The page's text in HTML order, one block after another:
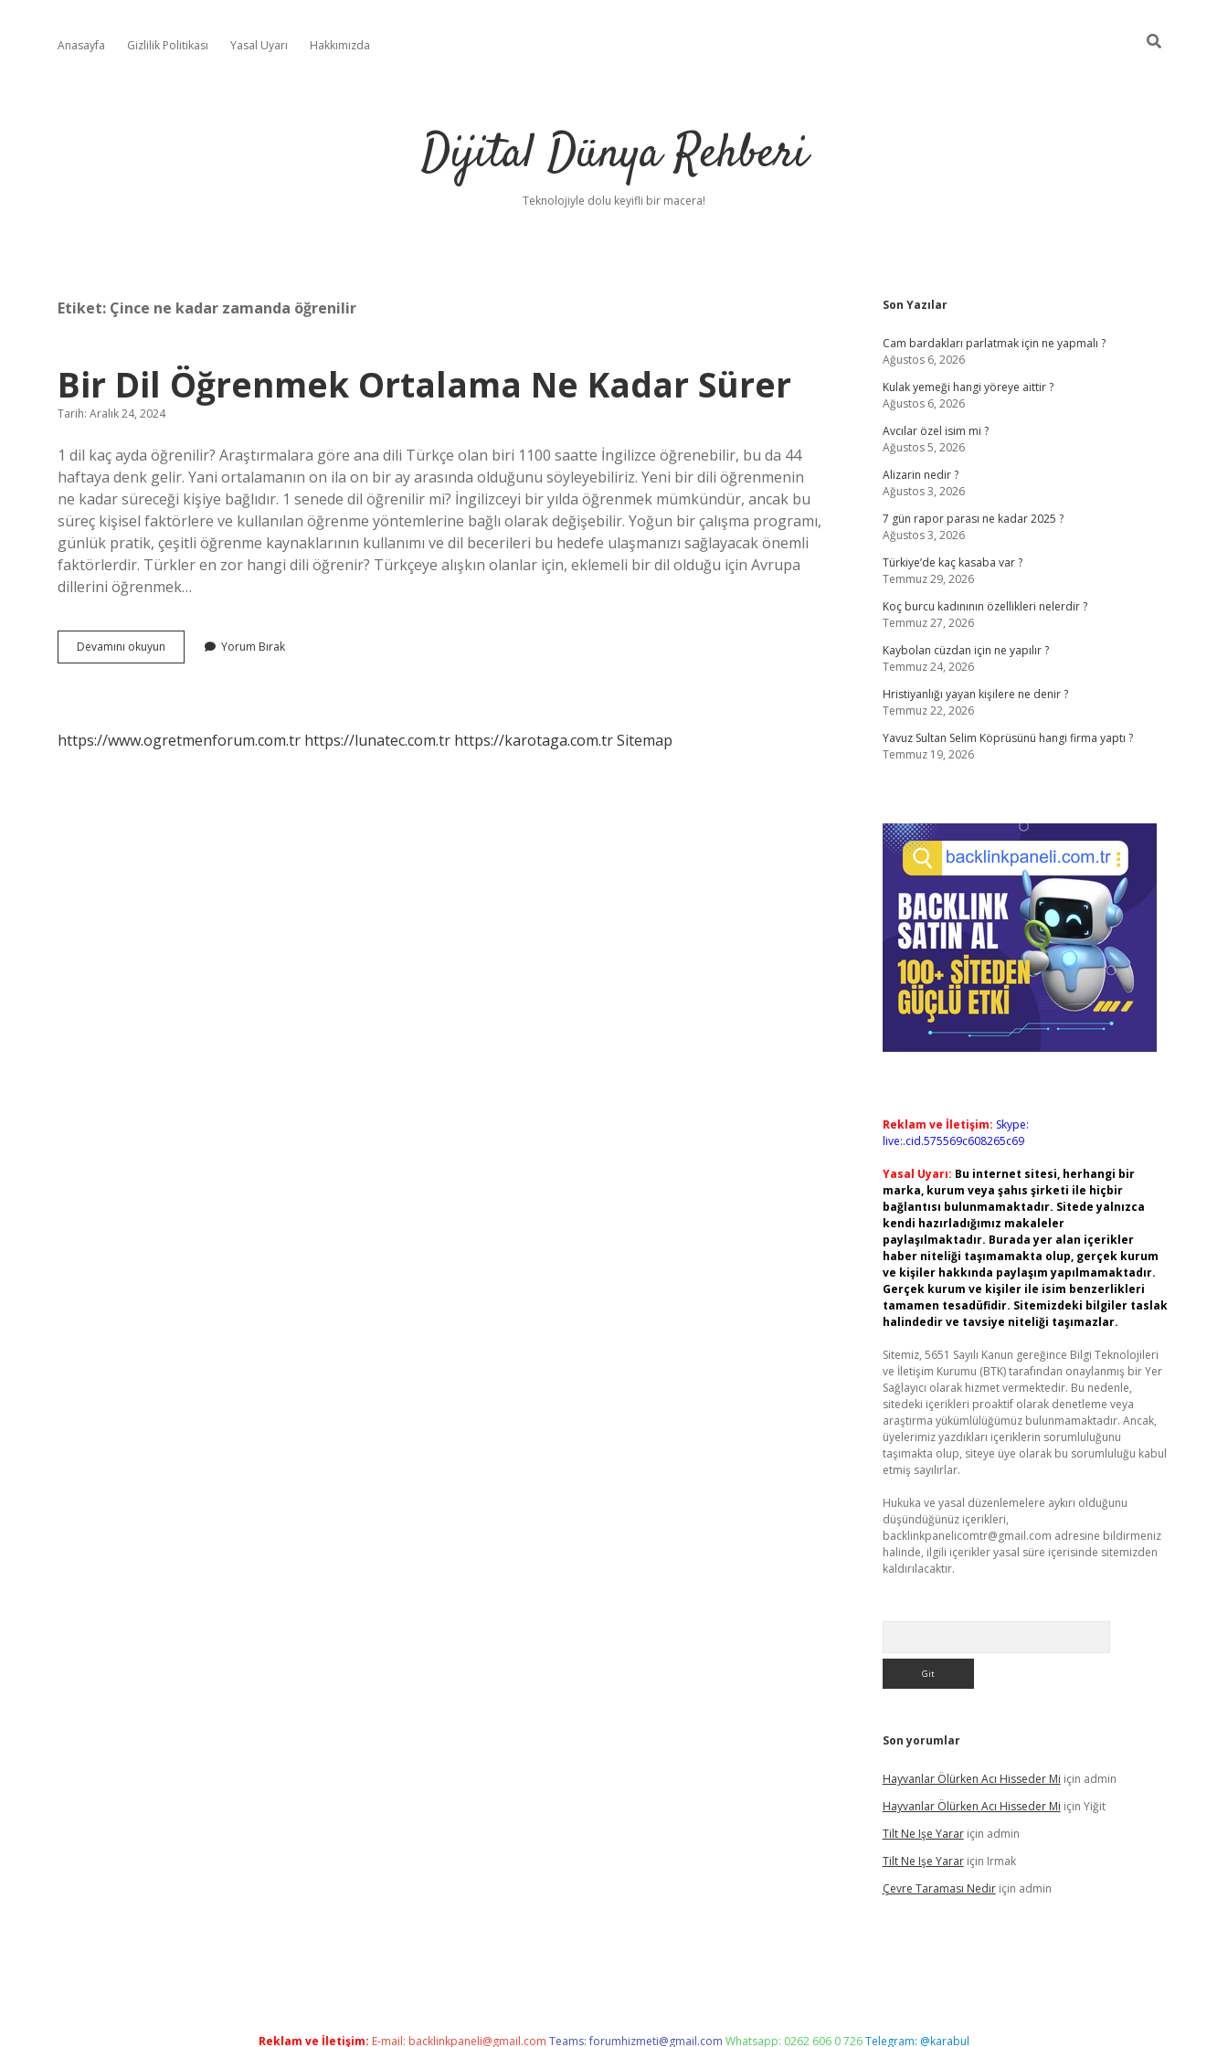
Anasayfa Gizlilik Politikası Yasal Uyarı Hakkımızda
Dijital Dünya Rehberi
Teknolojiyle dolu keyifli bir macera!
Etiket: Çince ne kadar zamanda öğrenilir
Bir Dil Öğrenmek Ortalama Ne Kadar Sürer
Tarih: Aralık 24, 2024
1 dil kaç ayda öğrenilir? Araştırmalara göre ana dili Türkçe olan biri 1100 saatte İngilizce öğrenebilir, bu da 44
haftaya denk gelir. Yani ortalamanın on ila on bir ay arasında olduğunu söyleyebiliriz. Yeni bir dili öğrenmenin
ne kadar süreceği kişiye bağlıdır. 1 senede dil öğrenilir mi? İngilizceyi bir yılda öğrenmek mümkündür, ancak bu
süreç kişisel faktörlere ve kullanılan öğrenme yöntemlerine bağlı olarak değişebilir. Yoğun bir çalışma programı,
günlük pratik, çeşitli öğrenme kaynaklarının kullanımı ve dil becerileri bu hedefe ulaşmanızı sağlayacak önemli
faktörlerdir. Türkler en zor hangi dili öğrenir? Türkçeye alışkın olanlar için, eklemeli bir dil olduğu için Avrupa
dillerini öğrenmek…
Devamını okuyun
Dil
Sürer
Yorum Bırak
https://www.ogretmenforum.com.tr https://lunatec.com.tr https://karotaga.com.trSitemap
Sidebar
Son Yazılar
Cam bardakları parlatmak için ne yapmalı ?
Ağustos 6, 2026
Kulak yemeği hangi yöreye aittir ?
Ağustos 6, 2026
Avcılar özel isim mi ?
Ağustos 5, 2026
Alizarin nedir ?
Ağustos 3, 2026
7 gün rapor parası ne kadar 2025 ?
Ağustos 3, 2026
Türkiye’de kaç kasaba var ?
Temmuz 29, 2026
Koç burcu kadınının özellikleri nelerdir ?
Temmuz 27, 2026
Kaybolan cüzdan için ne yapılır ?
Temmuz 24, 2026
Hristiyanlığı yayan kişilere ne denir ?
Temmuz 22, 2026
Yavuz Sultan Selim Köprüsünü hangi firma yaptı ?
Temmuz 19, 2026
Reklam ve İletişim: Skype:
live:.cid.575569c608265c69
Yasal Uyarı: Bu internet sitesi, herhangi bir
marka, kurum veya şahıs şirketi ile hiçbir
bağlantısı bulunmamaktadır. Sitede yalnızca
kendi hazırladığımız makaleler
paylaşılmaktadır. Burada yer alan içerikler
haber niteliği taşımamakta olup, gerçek kurum
ve kişiler hakkında paylaşım yapılmamaktadır.
Gerçek kurum ve kişiler ile isim benzerlikleri
tamamen tesadüfidir. Sitemizdeki bilgiler taslak
halindedir ve tavsiye niteliği taşımazlar.
Sitemiz, 5651 Sayılı Kanun gereğince Bilgi Teknolojileri
ve İletişim Kurumu (BTK) tarafından onaylanmış bir Yer
Sağlayıcı olarak hizmet vermektedir. Bu nedenle,
sitedeki içerikleri proaktif olarak denetleme veya
araştırma yükümlülüğümüz bulunmamaktadır. Ancak,
üyelerimiz yazdıkları içeriklerin sorumluluğunu
taşımakta olup, siteye üye olarak bu sorumluluğu kabul
etmiş sayılırlar.
Hukuka ve yasal düzenlemelere aykırı olduğunu
düşündüğünüz içerikleri,
backlinkpanelicomtr@gmail.com adresine bildirmeniz
halinde, ilgili içerikler yasal süre içerisinde sitemizden
kaldırılacaktır.
Son yorumlar
Hayvanlar Ölürken Acı Hisseder Mi için admin
Hayvanlar Ölürken Acı Hisseder Mi için Yiğit
Tilt Ne Işe Yarariçin admin
Tilt Ne Işe Yarariçin Irmak
Çevre Taraması Nediriçin admin
Reklam ve İletişim: E-mail: backlinkpaneli@gmail.com Teams:forumhizmeti@gmail.com Whatsapp: 0262 606 0 726Telegram: @karabul